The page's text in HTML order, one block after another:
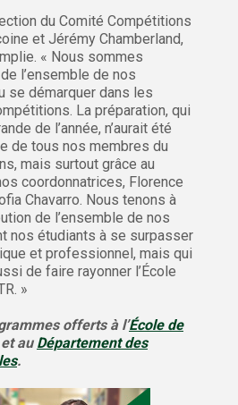
du Comité Compétitions
et Jérémy Chamberland,
« Nous sommes
l’ensemble de nos
se démarquer dans les
La préparation, qui
de l’année, n’aurait été
de tous nos membres du
mais surtout grâce au
coordonnatrices, Florence
Chavarro. Nous tenons à
de l’ensemble de nos
nos étudiants à se surpasser
et professionnel, mais qui
de faire rayonner l’École
»
offerts à l’École de
au Département des
.